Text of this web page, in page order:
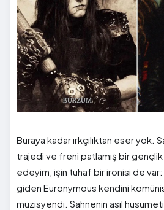
Buraya kadar ırkçılıktan eser yok.
trajedi ve freni patlamış bir
edeyim, işin tuhaf bir ironisi de
giden Euronymous kendini
müzisyendi. Sahnenin asıl husumeti